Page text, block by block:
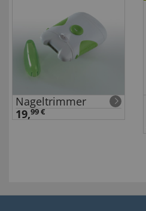
Nageltrimmer
19,99 €